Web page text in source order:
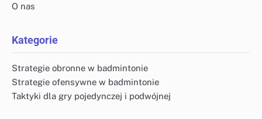
O nas
Kategorie
Strategie obronne w badmintonie
Strategie ofensywne w badmintonie
Taktyki dla gry pojedynczej i podwójnej